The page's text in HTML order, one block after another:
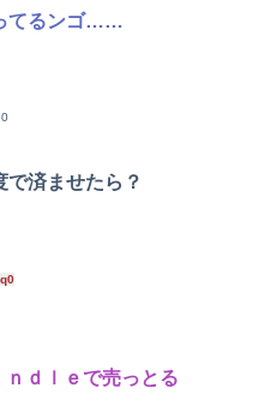
てるンゴ……
済ませたら？
ｄｌｅで売っとる